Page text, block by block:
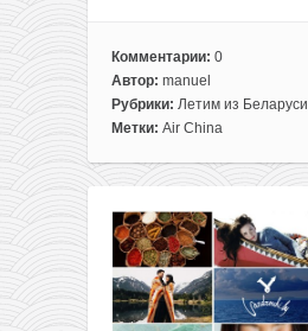
Комментарии: 0
Автор: manuel
Рубрики: Летим из Беларуси
Метки: Air China